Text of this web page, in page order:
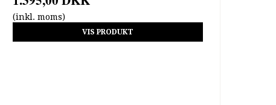
(inkl. moms)
VIS PRODUKT